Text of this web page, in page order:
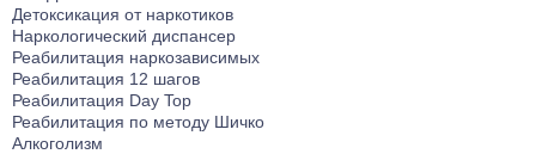
Детоксикация от наркотиков
Наркологический диспансер
Реабилитация наркозависимых
Реабилитация 12 шагов
Реабилитация Day Top
Реабилитация по методу Шичко
Алкоголизм